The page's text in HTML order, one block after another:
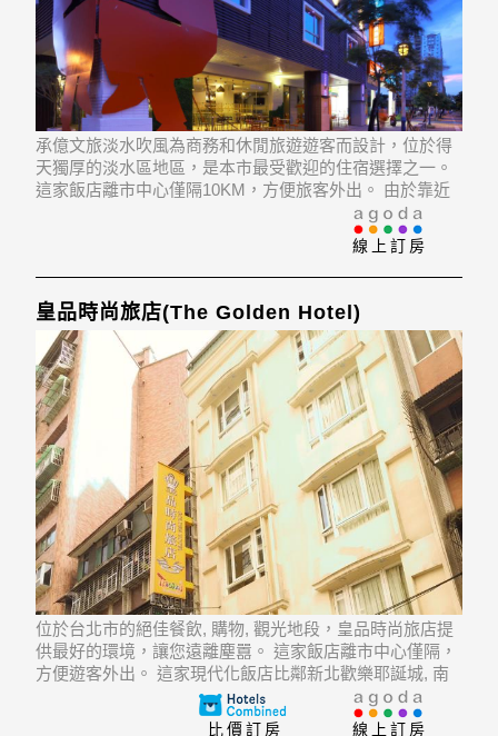
承億文旅淡水吹風為商務和休閒旅遊遊客而設計，位於得
天獨厚的淡水區地區，是本市最受歡迎的住宿選擇之一。
這家飯店離市中心僅隔10KM，方便旅客外出。 由於靠近
淡水漁人碼頭, Tamkang High School, 淡水河自行車道等
線上訂房
皇品時尚旅店(The Golden Hotel)
位於台北市的絕佳餐飲, 購物, 觀光地段，皇品時尚旅店提
供最好的環境，讓您遠離塵囂。 這家飯店離市中心僅隔，
方便遊客外出。 這家現代化飯店比鄰新北歡樂耶誕城, 南
雅夜市, 國立台灣藝術大學等熱門景點。
線上訂房
比價訂房